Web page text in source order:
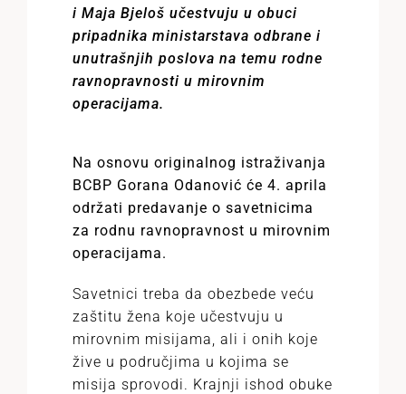
i Maja Bjeloš učestvuju u obuci
pripadnika ministarstava odbrane i
unutrašnjih poslova na temu rodne
ravnopravnosti u mirovnim
operacijama.
Na osnovu originalnog istraživanja
BCBP Gorana Odanović će 4. aprila
održati predavanje o savetnicima
za rodnu ravnopravnost u mirovnim
operacijama.
Savetnici treba da obezbede veću
zaštitu žena koje učestvuju u
mirovnim misijama, ali i onih koje
žive u područjima u kojima se
misija sprovodi. Krajnji ishod obuke